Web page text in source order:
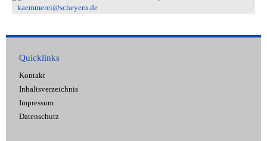
kaemmerei@scheyern.de
Quicklinks
Kontakt
Inhaltsverzeichnis
Impressum
Datenschutz